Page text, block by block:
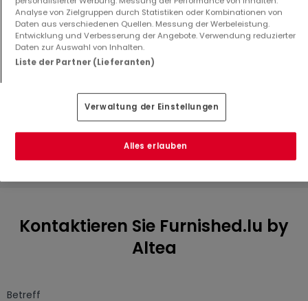
Auszeichnungen
Seit mehr als 15
Jahren Partner von
atHome.lu
Kontaktieren Sie Furnished.lu by
Altea
Betreff
Analyse von Zielgruppen durch Statistiken oder Kombinationen von
Daten aus verschiedenen Quellen. Messung der Werbeleistung.
Entwicklung und Verbesserung der Angebote. Verwendung reduzierter
Daten zur Auswahl von Inhalten.
Liste der Partner (Lieferanten)
Verwaltung der Einstellungen
Alles erlauben